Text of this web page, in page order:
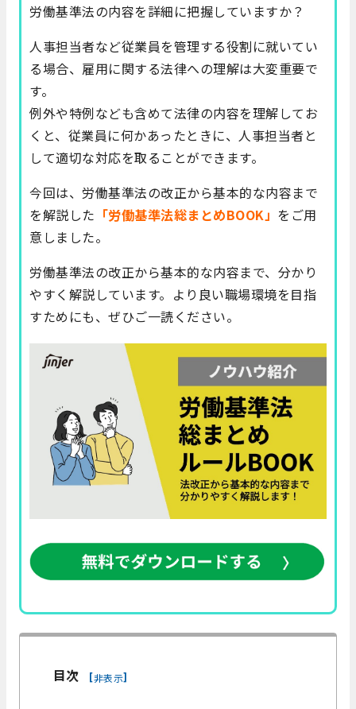
労働基準法の内容を詳細に把握していますか？
人事担当者など従業員を管理する役割に就いてい
る場合、雇用に関する法律への理解は大変重要で
す。
例外や特例なども含めて法律の内容を理解してお
くと、従業員に何かあったときに、人事担当者と
して適切な対応を取ることができます。
今回は、労働基準法の改正から基本的な内容まで
を解説した 「労働基準法総まとめBOOK」 をご用
意しました。
労働基準法の改正から基本的な内容まで、分かり
やすく解説しています。より良い職場環境を目指
すためにも、ぜひご一読ください。
目次 [非表示]